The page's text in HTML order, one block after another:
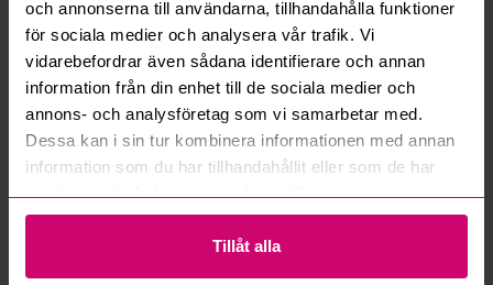
och annonserna till användarna, tillhandahålla funktioner
för sociala medier och analysera vår trafik. Vi
vidarebefordrar även sådana identifierare och annan
information från din enhet till de sociala medier och
annons- och analysföretag som vi samarbetar med.
Dessa kan i sin tur kombinera informationen med annan
information som du har tillhandahållit eller som de har
samlat in när du har använt deras tjänster.
Tillåt alla
Läs fler frågor och svar
Mer från samma kategori